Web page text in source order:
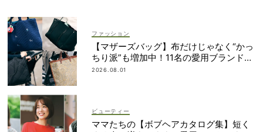
ファッション
【マザーズバッグ】布だけじゃなく“かっ
ちり派”も増加中！11名の愛用ブランド
は？
2026.08.01
ビューティー
ママたちの【ボブヘアカタログ集】短く